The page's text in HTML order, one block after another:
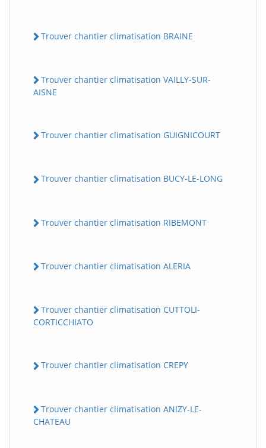
Trouver chantier climatisation BRAINE
Trouver chantier climatisation VAILLY-SUR-
AISNE
Trouver chantier climatisation GUIGNICOURT
Trouver chantier climatisation BUCY-LE-LONG
Trouver chantier climatisation RIBEMONT
Trouver chantier climatisation ALERIA
Trouver chantier climatisation CUTTOLI-
CORTICCHIATO
Trouver chantier climatisation CREPY
Trouver chantier climatisation ANIZY-LE-
CHATEAU